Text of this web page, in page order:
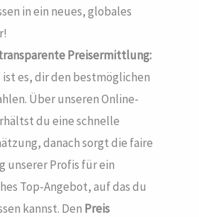
in ein neues, globales
Preisermittlung:
ist es, dir den bestmöglichen
Über unseren Online-
du eine schnelle
danach sorgt die faire
unserer Profis für ein
Top-Angebot, auf das du
kannst. Den Preis